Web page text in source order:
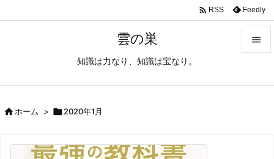
雲の巣
知識は力なり、知識は宝なり。

 RSS Feedly
ホーム > 2020年1月